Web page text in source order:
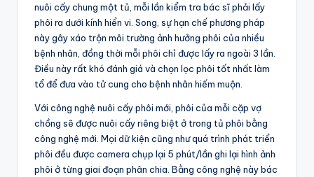
nuôi cấy chung một tủ, mỗi lần kiểm tra bác sĩ phải lấy
phôi ra dưới kính hiển vi. Song, sự hạn chế phương pháp
này gây xáo trộn môi trường ảnh hưởng phôi của nhiều
bệnh nhân, đồng thời mỗi phôi chỉ được lấy ra ngoài 3 lần.
Điều này rất khó đánh giá và chọn lọc phôi tốt nhất làm
tổ để đưa vào tử cung cho bệnh nhân hiếm muộn.
Với công nghệ nuôi cấy phôi mới, phôi của mỗi cặp vợ
chồng sẽ được nuôi cấy riêng biệt ở trong tủ phôi bằng
công nghệ mới. Mọi dữ kiện cũng như quá trình phát triển
phôi đều được camera chụp lại 5 phút/lần ghi lại hình ảnh
phôi ở từng giai đoạn phân chia. Bằng công nghệ này bác